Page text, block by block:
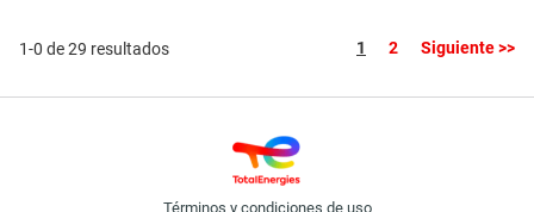
1-0 de 29 resultados Página
1 2 Siguiente >>
Términos y condiciones de uso